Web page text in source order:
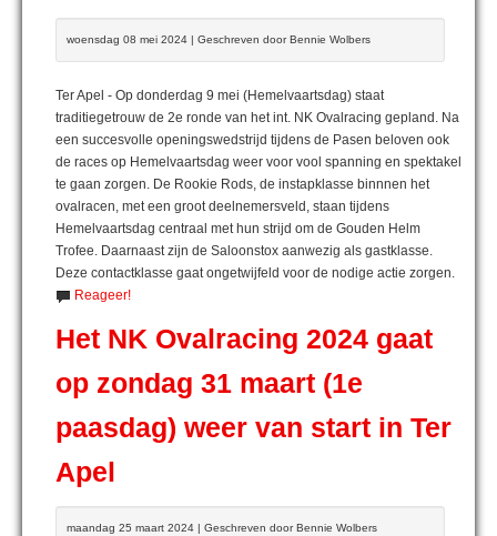
woensdag 08 mei 2024 | Geschreven door Bennie Wolbers
Ter Apel - Op donderdag 9 mei (Hemelvaartsdag) staat
traditiegetrouw de 2e ronde van het int. NK Ovalracing gepland. Na
een succesvolle openingswedstrijd tijdens de Pasen beloven ook
de races op Hemelvaartsdag weer voor vool spanning en spektakel
te gaan zorgen. De Rookie Rods, de instapklasse binnnen het
ovalracen, met een groot deelnemersveld, staan tijdens
Hemelvaartsdag centraal met hun strijd om de Gouden Helm
Trofee. Daarnaast zijn de Saloonstox aanwezig als gastklasse.
Deze contactklasse gaat ongetwijfeld voor de nodige actie zorgen.
Reageer!
Het NK Ovalracing 2024 gaat
op zondag 31 maart (1e
paasdag) weer van start in Ter
Apel
maandag 25 maart 2024 | Geschreven door Bennie Wolbers